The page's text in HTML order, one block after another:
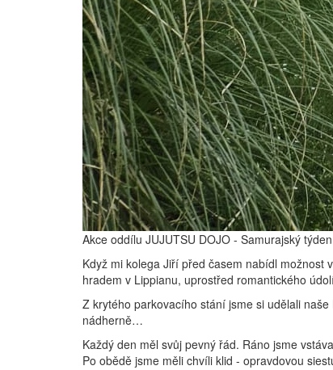
Akce oddílu JUJUTSU DOJO - Samurajský
Když mi kolega Jiří před časem nabídl možnost
hradem v Lippianu, uprostřed romantického
Z krytého parkovacího stání jsme si udělali
nádherně…
Každý den měl svůj pevný řád. Ráno jsme
Po obědě jsme měli chvíli klid - opravdovou